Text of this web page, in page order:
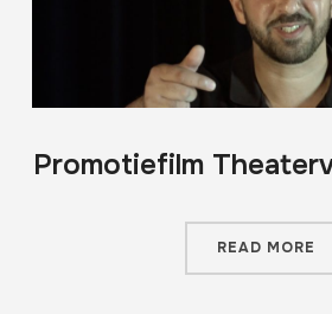
Promotiefilm
READ MORE